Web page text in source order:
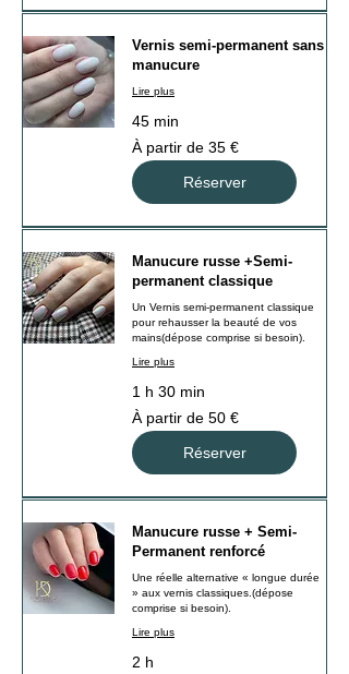
Vernis semi-permanent sans
manucure
Lire plus
45 min
À
partir
de
35
euros
À partir de 35 €
Réserver
Manucure russe +Semi-
permanent classique
Un Vernis semi-permanent classique
pour rehausser la beauté de vos
mains(dépose comprise si besoin).
Lire plus
1 h 30 min
À
partir
de
50
euros
À partir de 50 €
Réserver
Manucure russe + Semi-
Permanent renforcé
Une réelle alternative « longue durée
» aux vernis classiques.(dépose
comprise si besoin).
Lire plus
2 h